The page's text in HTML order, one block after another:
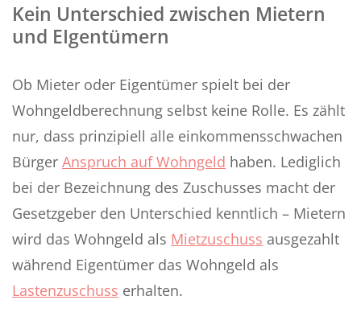
Kein Unterschied zwischen Mietern
und EIgentümern
Ob Mieter oder Eigentümer spielt bei der
Wohngeldberechnung selbst keine Rolle. Es zählt
nur, dass prinzipiell alle einkommensschwachen
Bürger Anspruch auf Wohngeld haben. Lediglich
bei der Bezeichnung des Zuschusses macht der
Gesetzgeber den Unterschied kenntlich – Mietern
wird das Wohngeld als Mietzuschuss ausgezahlt
während Eigentümer das Wohngeld als
Lastenzuschuss erhalten.